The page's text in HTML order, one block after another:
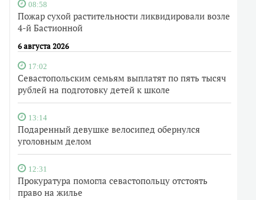
08:58
Пожар сухой растительности ликвидировали возле
4-й Бастионной
6 августа 2026
17:02
Севастопольским семьям выплатят по пять тысяч
рублей на подготовку детей к школе
13:14
Подаренный девушке велосипед обернулся
уголовным делом
12:31
Прокуратура помогла севастопольцу отстоять
право на жилье